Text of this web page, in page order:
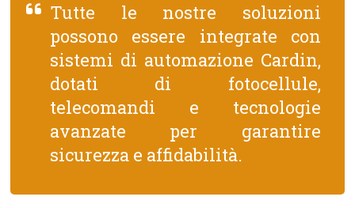
Tutte le nostre soluzioni
possono essere integrate con
sistemi di automazione Cardin,
dotati di fotocellule,
telecomandi e tecnologie
avanzate per garantire
sicurezza e affidabilità.